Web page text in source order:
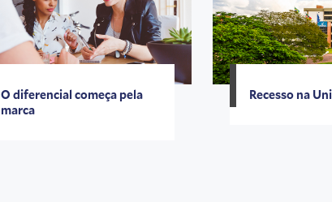
O diferencial começa pela
marca
Recesso na